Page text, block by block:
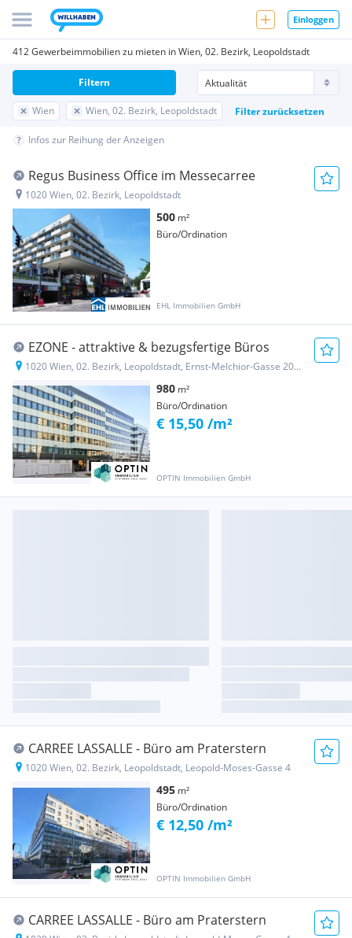
Einloggen
412 Gewerbeimmobilien zu mieten in Wien, 02. Bezirk, Leopoldstadt
Wien Wien, 02. Bezirk, Leopoldstadt Filter zurücksetzen
Filtern
Infos zur Reihung der Anzeigen
Regus Business Office im Messecarree
1020 Wien, 02. Bezirk, Leopoldstadt
500 m²
Büro/Ordination
EHL Immobilien GmbH
EZONE - attraktive & bezugsfertige Büros
1020 Wien, 02. Bezirk, Leopoldstadt, Ernst-Melchior-Gasse 20-22
980 m²
Büro/Ordination
OPTIN Immobilien GmbH
€ 15,50 /m²
CARREE LASSALLE - Büro am Praterstern
1020 Wien, 02. Bezirk, Leopoldstadt, Leopold-Moses-Gasse 4
495 m²
Büro/Ordination
OPTIN Immobilien GmbH
€ 12,50 /m²
CARREE LASSALLE - Büro am Praterstern